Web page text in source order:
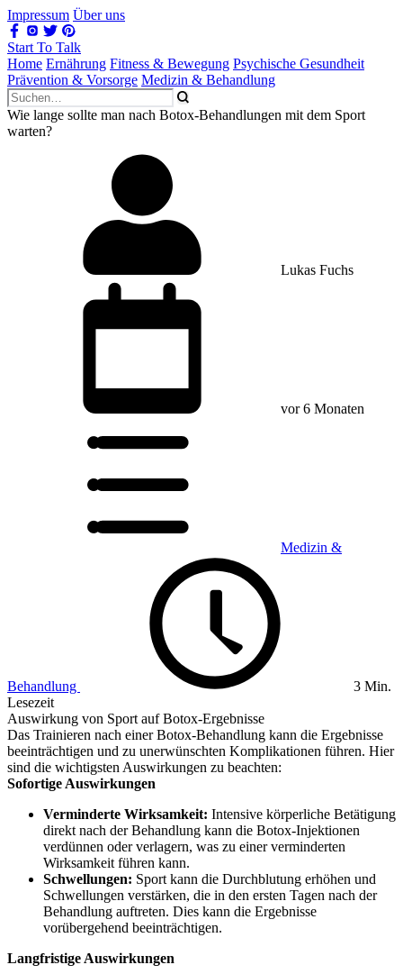
Impressum Über uns
Start To Talk
Home Ernährung Fitness & Bewegung Psychische Gesundheit
Prävention & Vorsorge Medizin & Behandlung
Wie lange sollte man nach Botox-Behandlungen mit dem Sport
warten?
Lukas Fuchs
vor 6 Monaten
Medizin &
Behandlung
3 Min.
Lesezeit
Auswirkung von Sport auf Botox-Ergebnisse
Das Trainieren nach einer Botox-Behandlung kann die Ergebnisse
beeinträchtigen und zu unerwünschten Komplikationen führen. Hier
sind die wichtigsten Auswirkungen zu beachten:
Sofortige Auswirkungen
Verminderte Wirksamkeit: Intensive körperliche Betätigung
direkt nach der Behandlung kann die Botox-Injektionen
verdünnen oder verlagern, was zu einer verminderten
Wirksamkeit führen kann.
Schwellungen: Sport kann die Durchblutung erhöhen und
Schwellungen verstärken, die in den ersten Tagen nach der
Behandlung auftreten. Dies kann die Ergebnisse
vorübergehend beeinträchtigen.
Langfristige Auswirkungen